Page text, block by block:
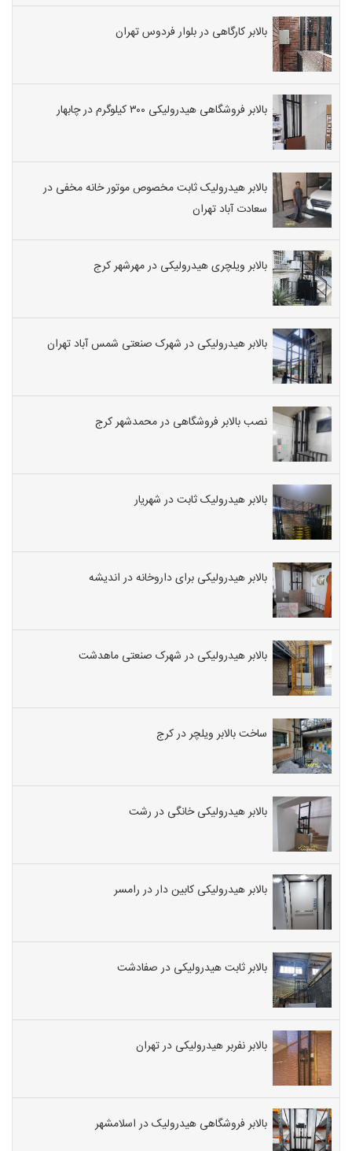
بالابر کارگاهی در بلوار فردوس تهران
بالابر فروشگاهی هیدرولیکی ۳۰۰ کیلوگرم در چابهار
بالابر هیدرولیک ثابت مخصوص موتور خانه مخفی در
سعادت آباد تهران
بالابر ویلچری هیدرولیکی در مهرشهر کرج
بالابر هیدرولیکی در شهرک صنعتی شمس آباد تهران
نصب بالابر فروشگاهی در محمدشهر کرج
بالابر هیدرولیک ثابت در شهریار
بالابر هیدرولیکی برای داروخانه در اندیشه
بالابر هیدرولیکی در شهرک صنعتی ماهدشت
ساخت بالابر ویلچر در کرج
بالابر هیدرولیکی خانگی در رشت
بالابر هیدرولیکی کابین دار در رامسر
بالابر ثابت هیدرولیکی در صفادشت
بالابر نفربر هیدرولیکی در تهران
بالابر فروشگاهی هیدرولیک در اسلامشهر